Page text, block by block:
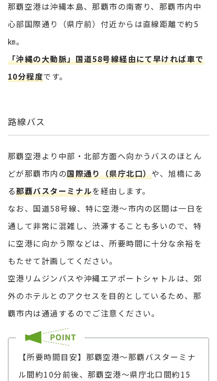
那覇空港は沖縄本島、那覇市の南寄り、那覇市内中
心部国際通り（県庁前）付近からは直線距離で約5
㎞。
「沖縄の大動脈」国道58号線経由にて早ければ車で
10分程度です。
路線バス
那覇空港より中部・北部方面へ向かうバスのほとん
どが那覇市内の国際通り（県庁北口）や、旭橋にあ
る那覇バスターミナルを経由します。
なお、国道58号線、特に空港～市内の区間は一日を
通して非常に混雑し、渋滞することも多いので、特
に空港に向かう際などは、所要時間に十分な余裕を
もたせて計画してください。
空港リムジンバスや沖縄エアポートシャトルは、郊
外のホテルとのアクセスを目的としているため、那
覇市内は通過するのでご注意ください。
【所要時間目安】那覇空港～那覇バスターミナ
ル間約10分前後、那覇空港～県庁北口間約15